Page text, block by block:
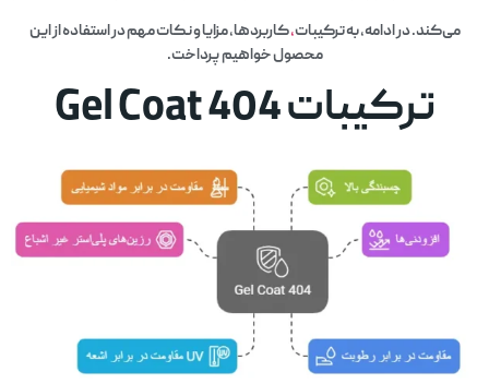
می‌کند. در ادامه، به ترکیبات،کاربردها، مزایا و نکات مهم در استفاده از این
محصول خواهیم پرداخت.
ترکیبات Gel Coat 404